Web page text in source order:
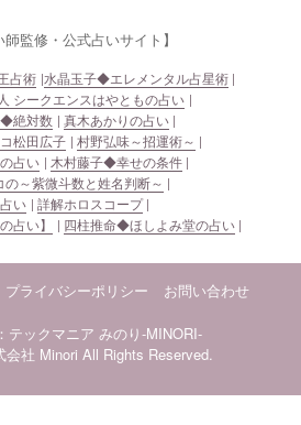
師監修・公式占いサイト】
占術 水晶玉子◆エレメンタル占星術
シークエンスはやともの占い
絶対数
真木あかりの占い
松田広子
村野弘味～招運術～
占い
木村藤子◆幸せの条件
の～紫微斗数と姓名判断～
い
詳解ホロスコープ
占い】
四柱推命◆ほしよみ堂の占い
プライバシーポリシー お問い合わせ
テックマニア みのり-MINORI-
社 Minori All Rights Reserved.